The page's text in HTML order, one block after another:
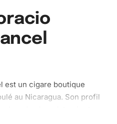
est un cigare boutique
au Nicaragua. Son profil